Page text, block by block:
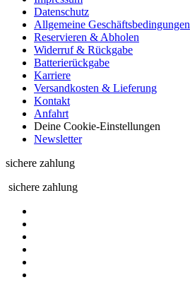
Datenschutz
Allgemeine Geschäftsbedingungen
Reservieren & Abholen
Widerruf & Rückgabe
Batterierückgabe
Karriere
Versandkosten & Lieferung
Kontakt
Anfahrt
Deine Cookie-Einstellungen
Newsletter
sichere zahlung
sichere zahlung